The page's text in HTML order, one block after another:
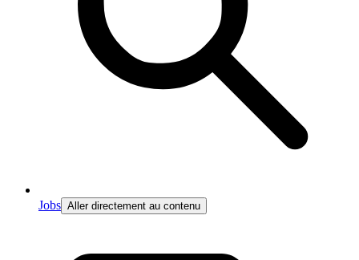
Jobs Aller directement au contenu